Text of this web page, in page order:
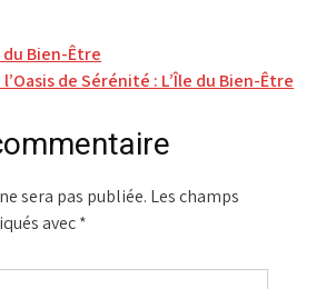
du Bien-Être
de Sérénité : L’Île du Bien-Être
sera pas publiée. Les champs
avec*